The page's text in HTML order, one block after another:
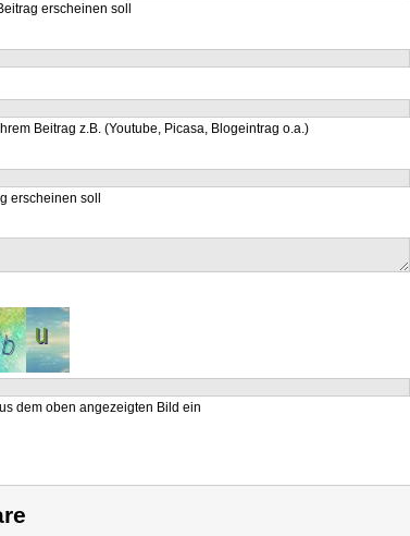
erscheinen soll
Beitrag z.B. (Youtube, Picasa, Blogeintrag o.a.)
erscheinen soll
dem oben angezeigten Bild ein